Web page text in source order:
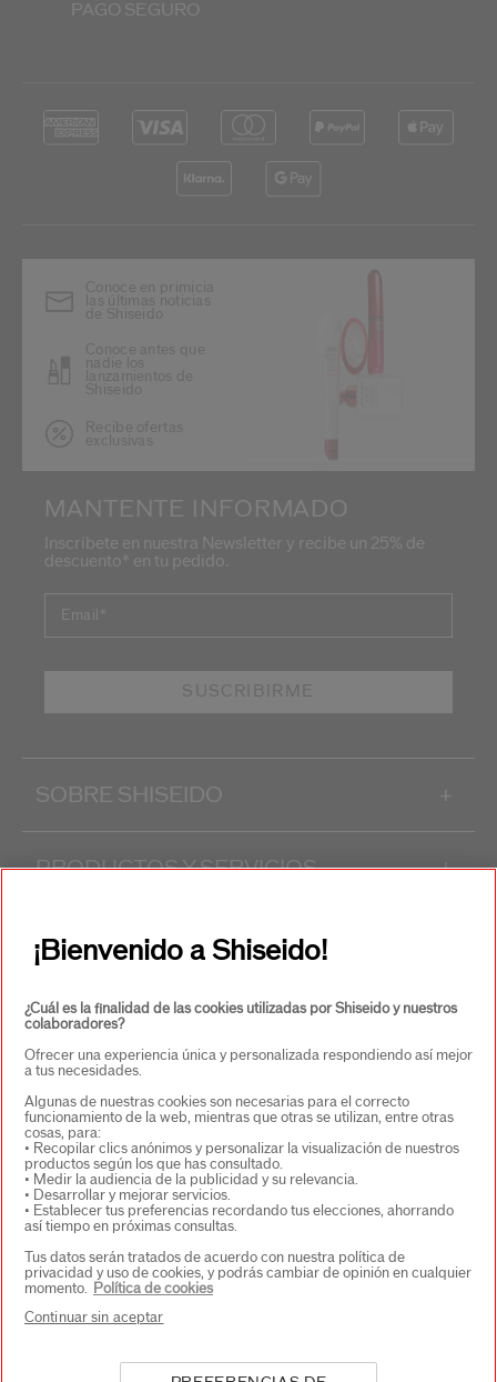
PAGO SEGURO
MANTENTE INFORMADO
Inscríbete en nuestra Newsletter y recibe un 25% de
descuento* en tu pedido.
*
Email
SUSCRIBIRME
SOBRE SHISEIDO +
PRODUCTOS Y SERVICIOS +
CONTACTO
SELECCIONA PAÍS/REGIÓN
EU Persona responsable de los productos
57 RUE DE VILLIERS
92200 NEUILLY-SUR-SEINE
Contacto
¡Bienvenido a Shiseido!
¿Cuál es la finalidad de las cookies utilizadas por Shiseido y nuestros
colaboradores?
Ofrecer una experiencia única y personalizada respondiendo así mejor
a tus necesidades.
Algunas de nuestras cookies son necesarias para el correcto
funcionamiento de la web, mientras que otras se utilizan, entre otras
cosas, para:
• Recopilar clics anónimos y personalizar la visualización de nuestros
productos según los que has consultado.
• Medir la audiencia de la publicidad y su relevancia.
• Desarrollar y mejorar servicios.
• Establecer tus preferencias recordando tus elecciones, ahorrando
así tiempo en próximas consultas.
Tus datos serán tratados de acuerdo con nuestra política de
privacidad y uso de cookies, y podrás cambiar de opinión en cualquier
momento. Política de cookies
Continuar sin aceptar